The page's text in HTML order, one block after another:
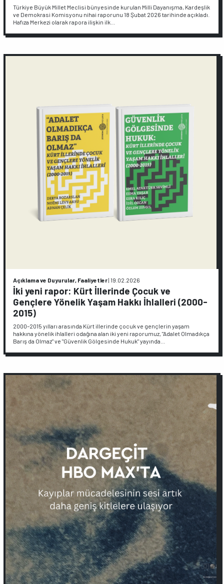
Türkiye Büyük Millet Meclisi bünyesinde kurulan Milli Dayanışma, Kardeşlik
ve Demokrasi Komisyonu nihai raporunu 18 Şubat 2026 tarihinde açıkladı.
Hafıza Merkezi olarak rapora ilişkin ilk…
Açıklama ve Duyurular, Faaliyetler|19.02.2026
İki yeni rapor: Kürt İllerinde Çocuk ve
Gençlere Yönelik Yaşam Hakkı İhlalleri (2000-
2015)
2000–2015 yılları arasında Kürt illerinde çocuk ve gençlerin yaşam
hakkına yönelik ihlalleri odağına alan iki yeni raporumuz, "Adalet Olmadıkça
Barış da Olmaz" ve "Güvenlik Gölgesinde Hukuk" yayında…